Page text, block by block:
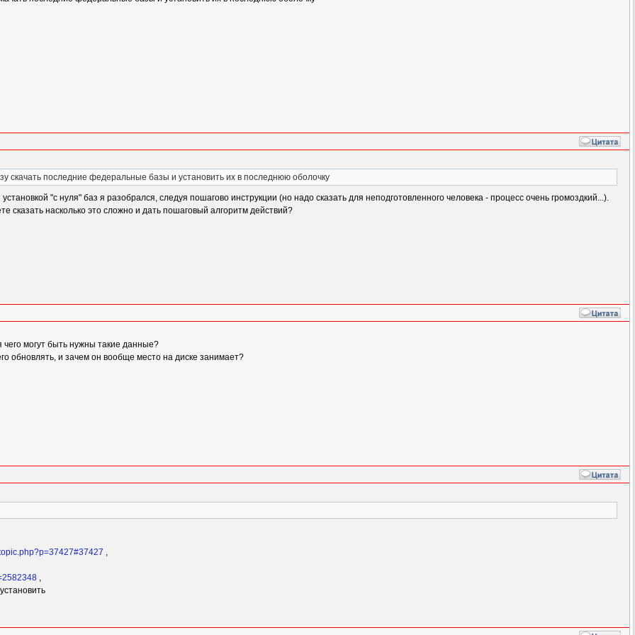
скачать последние федеральные базы и установить их в последнюю оболочку
"с нуля" баз я разобрался, следуя пошагово инструкции (но надо сказать для неподготовленного человека - процесс очень громоздкий...).
сказать насколько это сложно и дать пошаговый алгоритм действий?
могут быть нужны такие данные?
обновлять, и зачем он вообще место на диске занимает?
,
,